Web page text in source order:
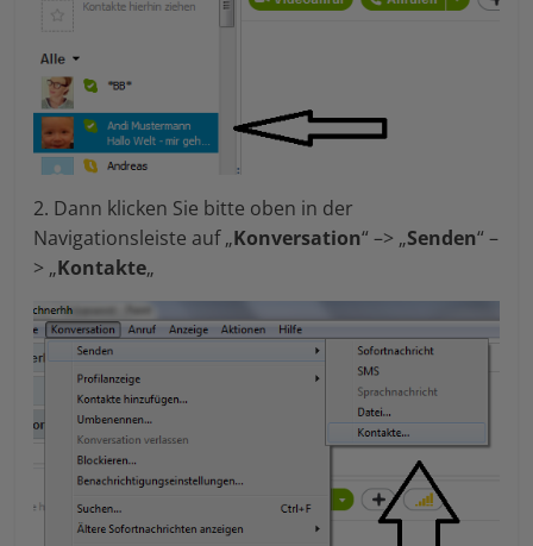
2. Dann klicken Sie bitte oben in der
Navigationsleiste auf „Konversation“ –> „Senden“ –
> „Kontakte„